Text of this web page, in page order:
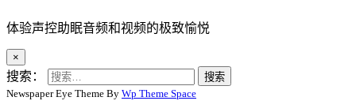
体验声控助眠音频和视频的极致愉悦
×
搜索：
Newspaper Eye Theme By Wp Theme Space